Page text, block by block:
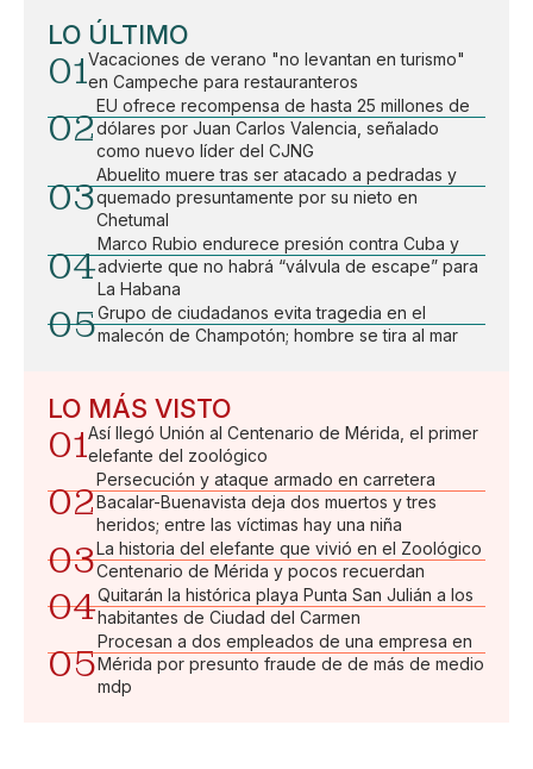
LO ÚLTIMO
01Vacaciones de verano "no levantan en turismo"
en Campeche para restauranteros
02
EU ofrece recompensa de hasta 25 millones de
dólares por Juan Carlos Valencia, señalado
como nuevo líder del CJNG
03
Abuelito muere tras ser atacado a pedradas y
quemado presuntamente por su nieto en
Chetumal
04
Marco Rubio endurece presión contra Cuba y
advierte que no habrá “válvula de escape” para
La Habana
05Grupo de ciudadanos evita tragedia en el
malecón de Champotón; hombre se tira al mar
LO MÁS VISTO
01Así llegó Unión al Centenario de Mérida, el primer
elefante del zoológico
02
Persecución y ataque armado en carretera
Bacalar-Buenavista deja dos muertos y tres
heridos; entre las víctimas hay una niña
03La historia del elefante que vivió en el Zoológico
Centenario de Mérida y pocos recuerdan
04Quitarán la histórica playa Punta San Julián a los
habitantes de Ciudad del Carmen
05
Procesan a dos empleados de una empresa en
Mérida por presunto fraude de de más de medio
mdp